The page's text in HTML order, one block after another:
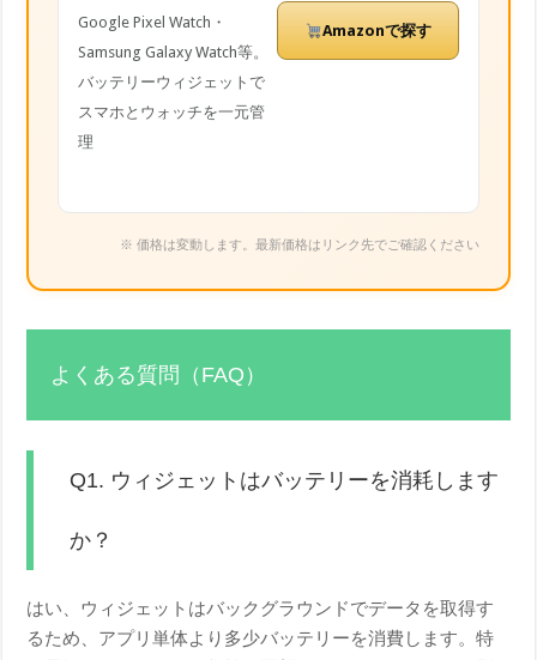
Google Pixel Watch・
Samsung Galaxy Watch等。
バッテリーウィジェットで
スマホとウォッチを一元管
理
Amazonで探す
※ 価格は変動します。最新価格はリンク先でご確認ください
よくある質問（FAQ）
Q1. ウィジェットはバッテリーを消耗します
か？
はい、ウィジェットはバックグラウンドでデータを取得す
るため、アプリ単体より多少バッテリーを消費します。特